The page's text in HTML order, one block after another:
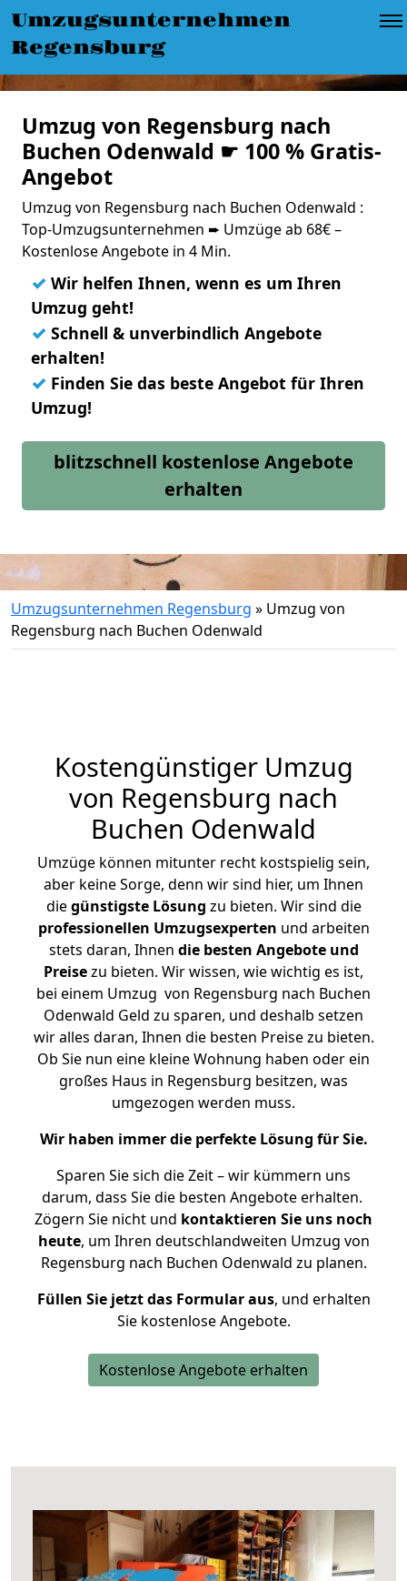
Umzugsunternehmen
Regensburg
Umzug von Regensburg nach
Buchen Odenwald ☛ 100 % Gratis-
Angebot
Umzug von Regensburg nach Buchen Odenwald :
Top-Umzugsunternehmen ➨ Umzüge ab 68€ –
Kostenlose Angebote in 4 Min.
✓ Wir helfen Ihnen, wenn es um Ihren
Umzug geht!
✓ Schnell & unverbindlich Angebote
erhalten!
✓ Finden Sie das beste Angebot für Ihren
Umzug!
blitzschnell kostenlose Angebote
erhalten
Umzugsunternehmen Regensburg » Umzug von
Regensburg nach Buchen Odenwald
Kostengünstiger Umzug
von Regensburg nach
Buchen Odenwald
Umzüge können mitunter recht kostspielig sein,
aber keine Sorge, denn wir sind hier, um Ihnen
diegünstigste Lösung zu bieten. Wir sind die
professionellen Umzugsexperten und arbeiten
stets daran, Ihnen die besten Angebote und
Preisezu bieten. Wir wissen, wie wichtig es ist,
bei einem Umzug von Regensburg nach Buchen
Odenwald Geld zu sparen, und deshalb setzen
wir alles daran, Ihnen die besten Preise zu bieten.
Ob Sie nun eine kleine Wohnung haben oder ein
großes Haus in Regensburg besitzen, was
umgezogen werden muss.
Wir haben immer die perfekte Lösung für Sie.
Sparen Sie sich die Zeit – wir kümmern uns
darum, dass Sie die besten Angebote erhalten.
Zögern Sie nicht und kontaktieren Sie uns noch
heute, um Ihren deutschlandweiten Umzug von
Regensburg nach Buchen Odenwald zu planen.
Füllen Sie jetzt das Formular aus, und erhalten
Sie kostenlose Angebote.
Kostenlose Angebote erhalten